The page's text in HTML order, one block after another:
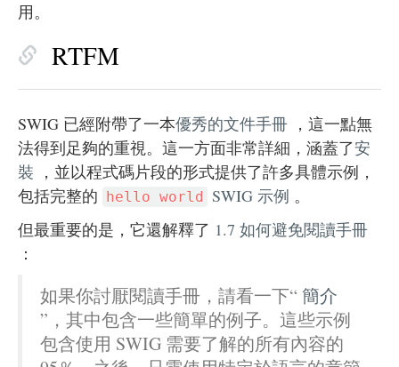
用。
RTFM
SWIG 已經附帶了一本優秀的文件手冊 ，這一點無
法得到足夠的重視。這一方面非常詳細，涵蓋了安
裝 ，並以程式碼片段的形式提供了許多具體示例，
包括完整的 hello world SWIG 示例 。
但最重要的是，它還解釋了 1.7 如何避免閱讀手冊
：
如果你討厭閱讀手冊，請看一下“ 簡介
”，其中包含一些簡單的例子。這些示例
包含使用 SWIG 需要了解的所有內容的